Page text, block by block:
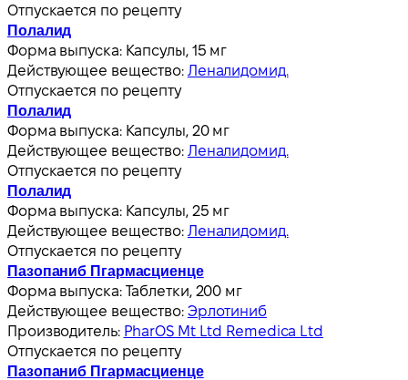
Отпускается по рецепту
Полалид
Форма выпуска: Капсулы, 15 мг
Действующее вещество: Леналидомид.
Отпускается по рецепту
Полалид
Форма выпуска: Капсулы, 20 мг
Действующее вещество: Леналидомид.
Отпускается по рецепту
Полалид
Форма выпуска: Капсулы, 25 мг
Действующее вещество: Леналидомид.
Отпускается по рецепту
Пазопаниб Пгармасциенце
Форма выпуска: Таблетки, 200 мг
Действующее вещество: Эрлотиниб
Производитель: PharOS Mt Ltd Remedica Ltd
Отпускается по рецепту
Пазопаниб Пгармасциенце